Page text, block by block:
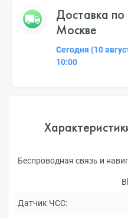
Доставка по
Москве
Сегодня (10
10:00
Беспроводная связь и
Датчик ЧСС: